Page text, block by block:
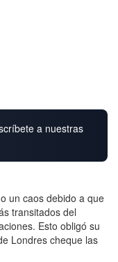
a nuestras
un caos debido a que
transitados del
Esto obligó su
Londres cheque las